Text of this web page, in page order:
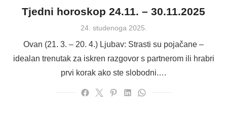
Tjedni horoskop 24.11. – 30.11.2025
Posted
24. studenoga 2025.
Ovan (21. 3. – 20. 4.) Ljubav: Strasti su pojačane –
idealan trenutak za iskren razgovor s partnerom ili hrabri
prvi korak ako ste slobodni.…